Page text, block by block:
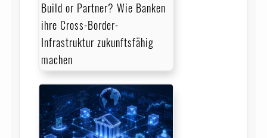
Build or Partner? Wie Banken
ihre Cross-Border-
Infrastruktur zukunftsfähig
machen